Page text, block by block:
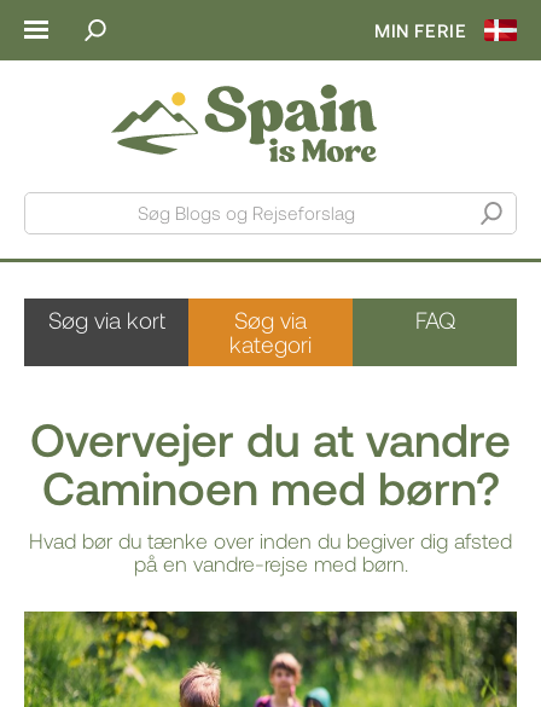
MIN FERIE
Søg Blogs og Rejseforslag
Søg via kort
Søg via
kategori
FAQ
Overvejer du at vandre
Caminoen med børn?
Hvad bør du tænke over inden du begiver dig afsted
på en vandre-rejse med børn.